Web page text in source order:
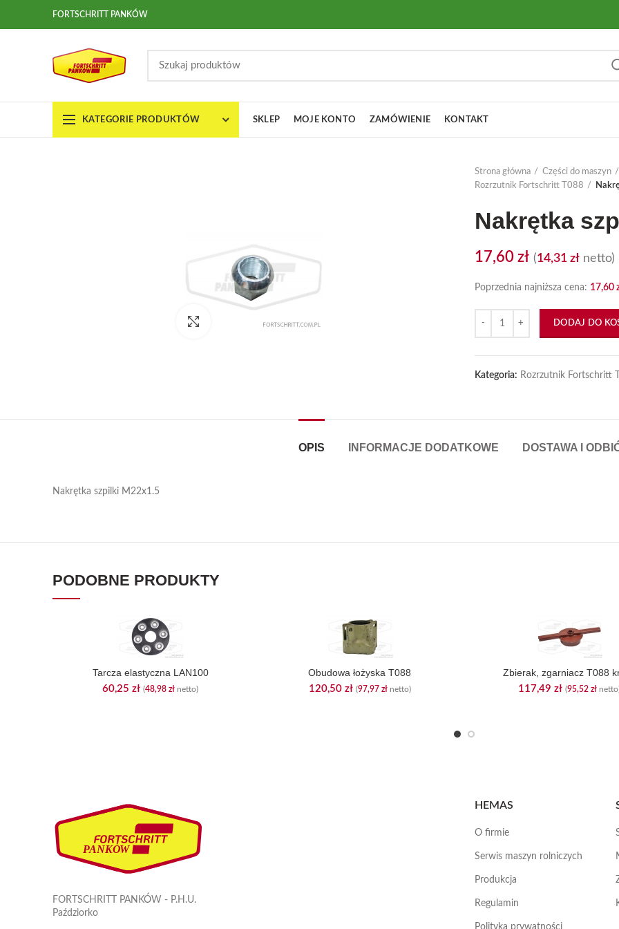
FORTSCHRITT PANKÓW
KATEGORIE PRODUKTÓW SKLEP MOJE KONTO ZAMÓWIENIE KONTAKT
Kliknij, aby powiększyć
Strona główna Części do maszyn
Rozrzutnik Fortschritt T088
Nakrętka
17,60 zł (14,31 zł netto)
Poprzednia najniższa cena: 17,60
DODAJ DO
Kategoria: Rozrzutnik Fortschritt
OPIS INFORMACJE DODATKOWE DOSTAWA I
Nakrętka szpilki M22x1.5
PODOBNE PRODUKTY
Tarcza elastyczna LAN100
60,25 zł (48,98 zł netto)
Obudowa łożyska T088
120,50 zł (97,97 złnetto)
Zbierak, zgarniacz T088
117,49 zł (95,52 zł
FORTSCHRITT PANKÓW - P.H.U.
Paździorko
HEMAS
O firmie
Serwis maszyn rolniczych
Produkcja
Regulamin
Polityka prywatności